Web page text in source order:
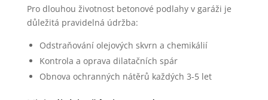
Pro dlouhou životnost betonové podlahy v garáži je
důležitá pravidelná údržba:
Odstraňování olejových skvrn a chemikálií
Kontrola a oprava dilatačních spár
Obnova ochranných nátěrů každých 3-5 let